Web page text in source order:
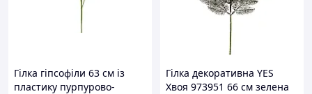
Гілка гіпсофіли 63 см із
пластику пурпурово-
Гілка декоративна YES
Хвоя 973951 66 см зелена